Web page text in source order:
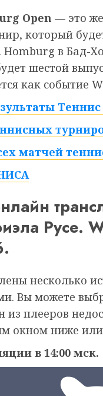
Open — это
который
Homburg в Бад-
шестой
как событие
матчей
Русе.
несколько
Вы можете
из плееров
окном ниже
в 14:00 мск.